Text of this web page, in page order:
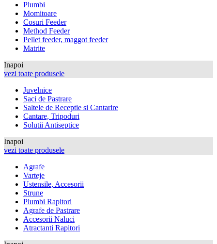
Plumbi
Momitoare
Cosuri Feeder
Method Feeder
Pellet feeder, maggot feeder
Matrite
Inapoi
vezi toate produsele
Juvelnice
Saci de Pastrare
Saltele de Receptie si Cantarire
Cantare, Tripoduri
Solutii Antiseptice
Inapoi
vezi toate produsele
Agrafe
Varteje
Ustensile, Accesorii
Strune
Plumbi Rapitori
Agrafe de Pastrare
Accesorii Naluci
Atractanti Rapitori